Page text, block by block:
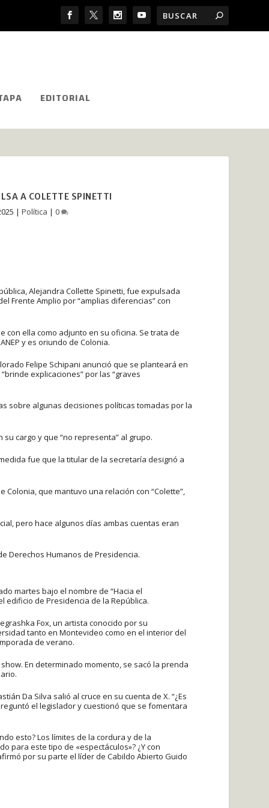
EDITORIAL
A COLETTE SPINETTI
| Política | 0
Alejandra Collette Spinetti, fue expulsada
Frente Amplio por “amplias diferencias” con
ella como adjunto en su oficina. Se trata de
y es oriundo de Colonia.
Felipe Schipani anunció que se planteará en
explicaciones” por las “graves
sobre algunas decisiones políticas tomadas por la
cargo y que “no representa” al grupo.
fue que la titular de la secretaría designó a
Colonia, que mantuvo una relación con “Colette”,
pero hace algunos días ambas cuentas eran
Derechos Humanos de Presidencia.
martes bajo el nombre de “Hacia el
edificio de Presidencia de la República.
Fox, un artista conocido por su
tanto en Montevideo como en el interior del
de verano.
En determinado momento, se sacó la prenda
Da Silva salió al cruce en su cuenta de X. “¿Es
el legislador y cuestionó que se fomentara
esto? Los límites de la cordura y de la
para este tipo de «espectáculos»? ¿Y con
por su parte el líder de Cabildo Abierto Guido